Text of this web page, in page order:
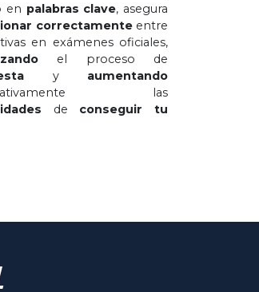
en palabras clave, asegura
correctamenteentre
en exámenes oficiales,
el proceso de
y aumentando
las
de conseguir tu